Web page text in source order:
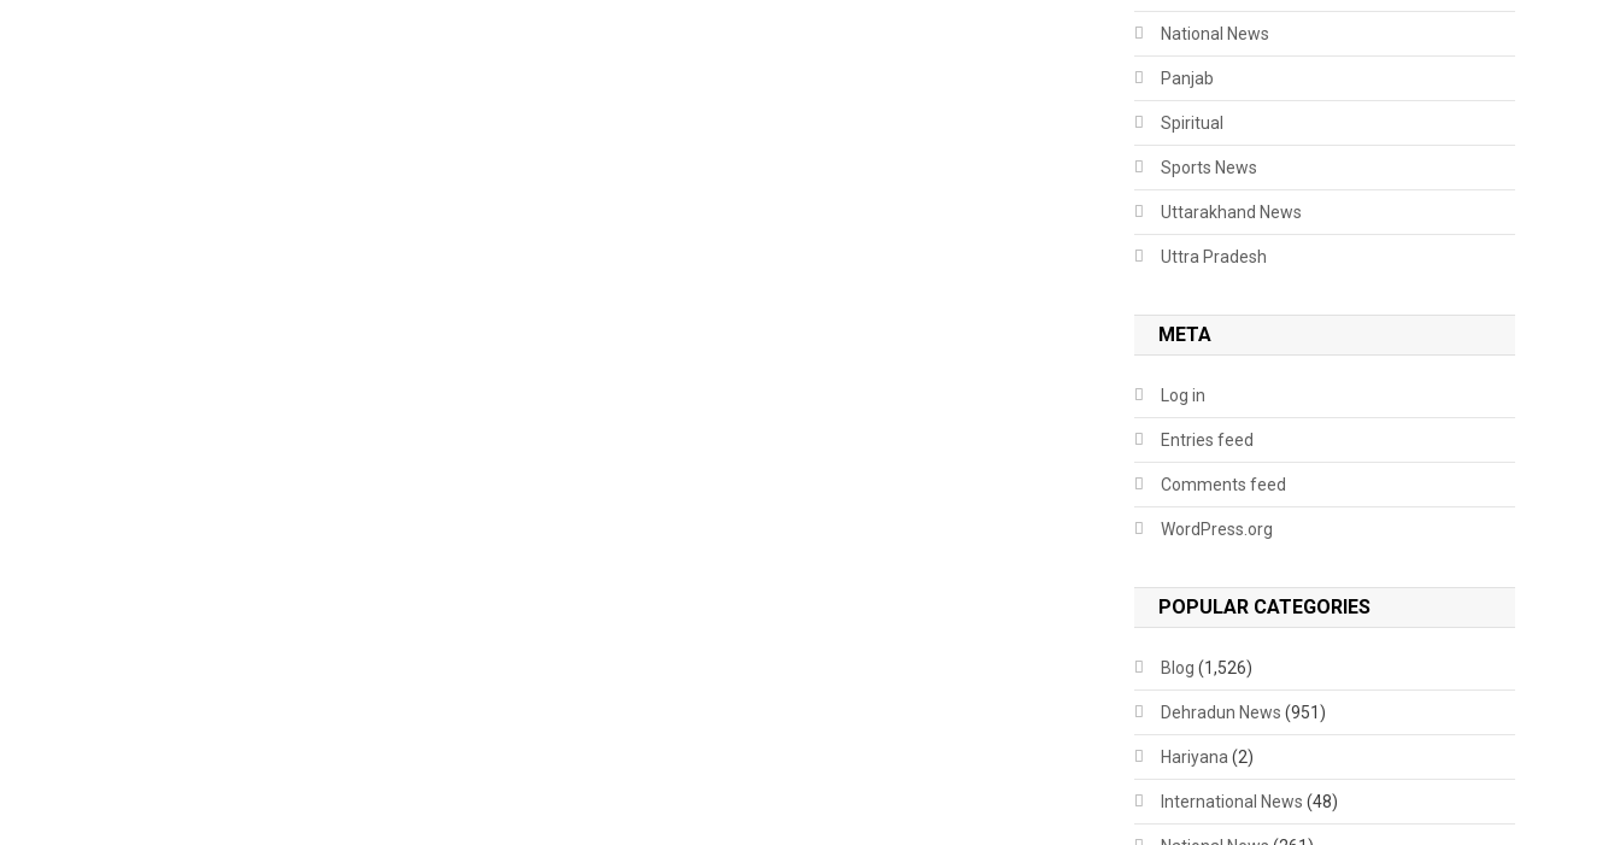
National News
Panjab
Spiritual
Sports News
Uttarakhand News
Uttra Pradesh
META
Log in
Entries feed
Comments feed
WordPress.org
POPULAR CATEGORIES
Blog (1,526)
Dehradun News (951)
Hariyana (2)
International News (48)